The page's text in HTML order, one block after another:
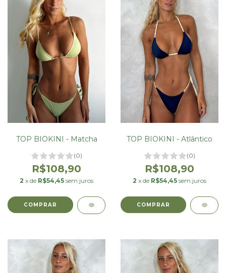
TOP BIOKINI - Matcha
(0)
R$108,90
2 x de R$54,45 sem juros
COMPRAR
TOP BIOKINI - Atlântico
(0)
R$108,90
2 x de R$54,45 sem juros
COMPRAR